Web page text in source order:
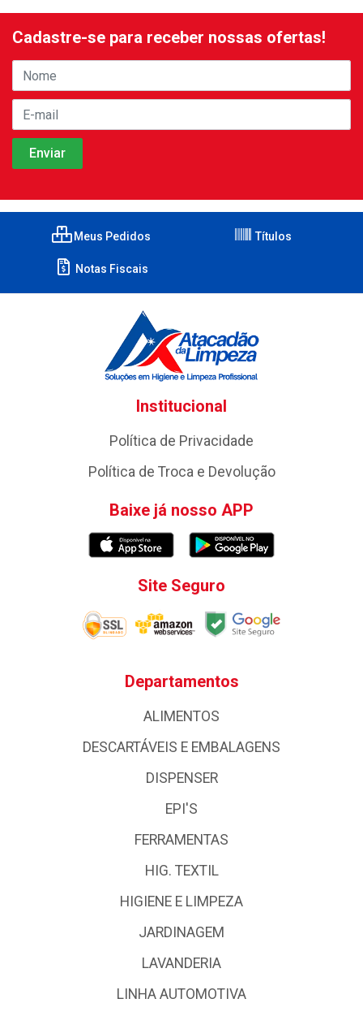
Cadastre-se para receber nossas ofertas!
Meus Pedidos Títulos
Notas Fiscais
Institucional
Política de Privacidade
Política de Troca e Devolução
Baixe já nosso APP
Site Seguro
Departamentos
ALIMENTOS
DESCARTÁVEIS E EMBALAGENS
DISPENSER
EPI'S
FERRAMENTAS
HIG. TEXTIL
HIGIENE E LIMPEZA
JARDINAGEM
LAVANDERIA
LINHA AUTOMOTIVA